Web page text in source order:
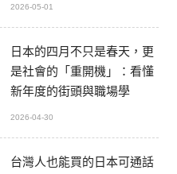
2026-05-01
日本的四月不只是春天，更
是社會的「重開機」：看懂
新年度的街頭與職場學
2026-04-30
台灣人也能買的日本可通話